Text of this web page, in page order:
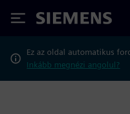
Siemens
Ez az oldal automatikus
Inkább megnézi angolul?